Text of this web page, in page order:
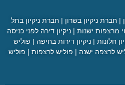
| חברת ניקיון בשרון | חברת ניקיון בתל
מרצפות ישנות | ניקיון דירה לפני כניסה
חלונות | ניקיון דירות בחיפה | פוליש
לרצפה ישנה | פוליש לרצפות | פוליש